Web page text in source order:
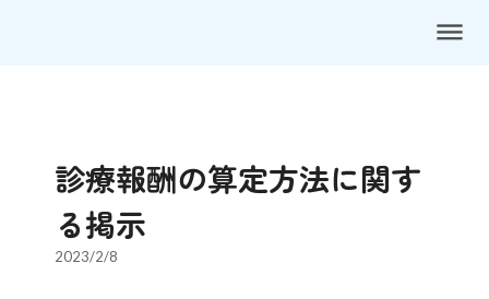
dehaze
2023/2/8
診療報酬の算定方法に関す
る掲示